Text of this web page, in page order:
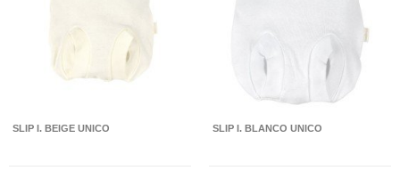
SLIP I. BEIGE UNICO SLIP I. BLANCO UNICO